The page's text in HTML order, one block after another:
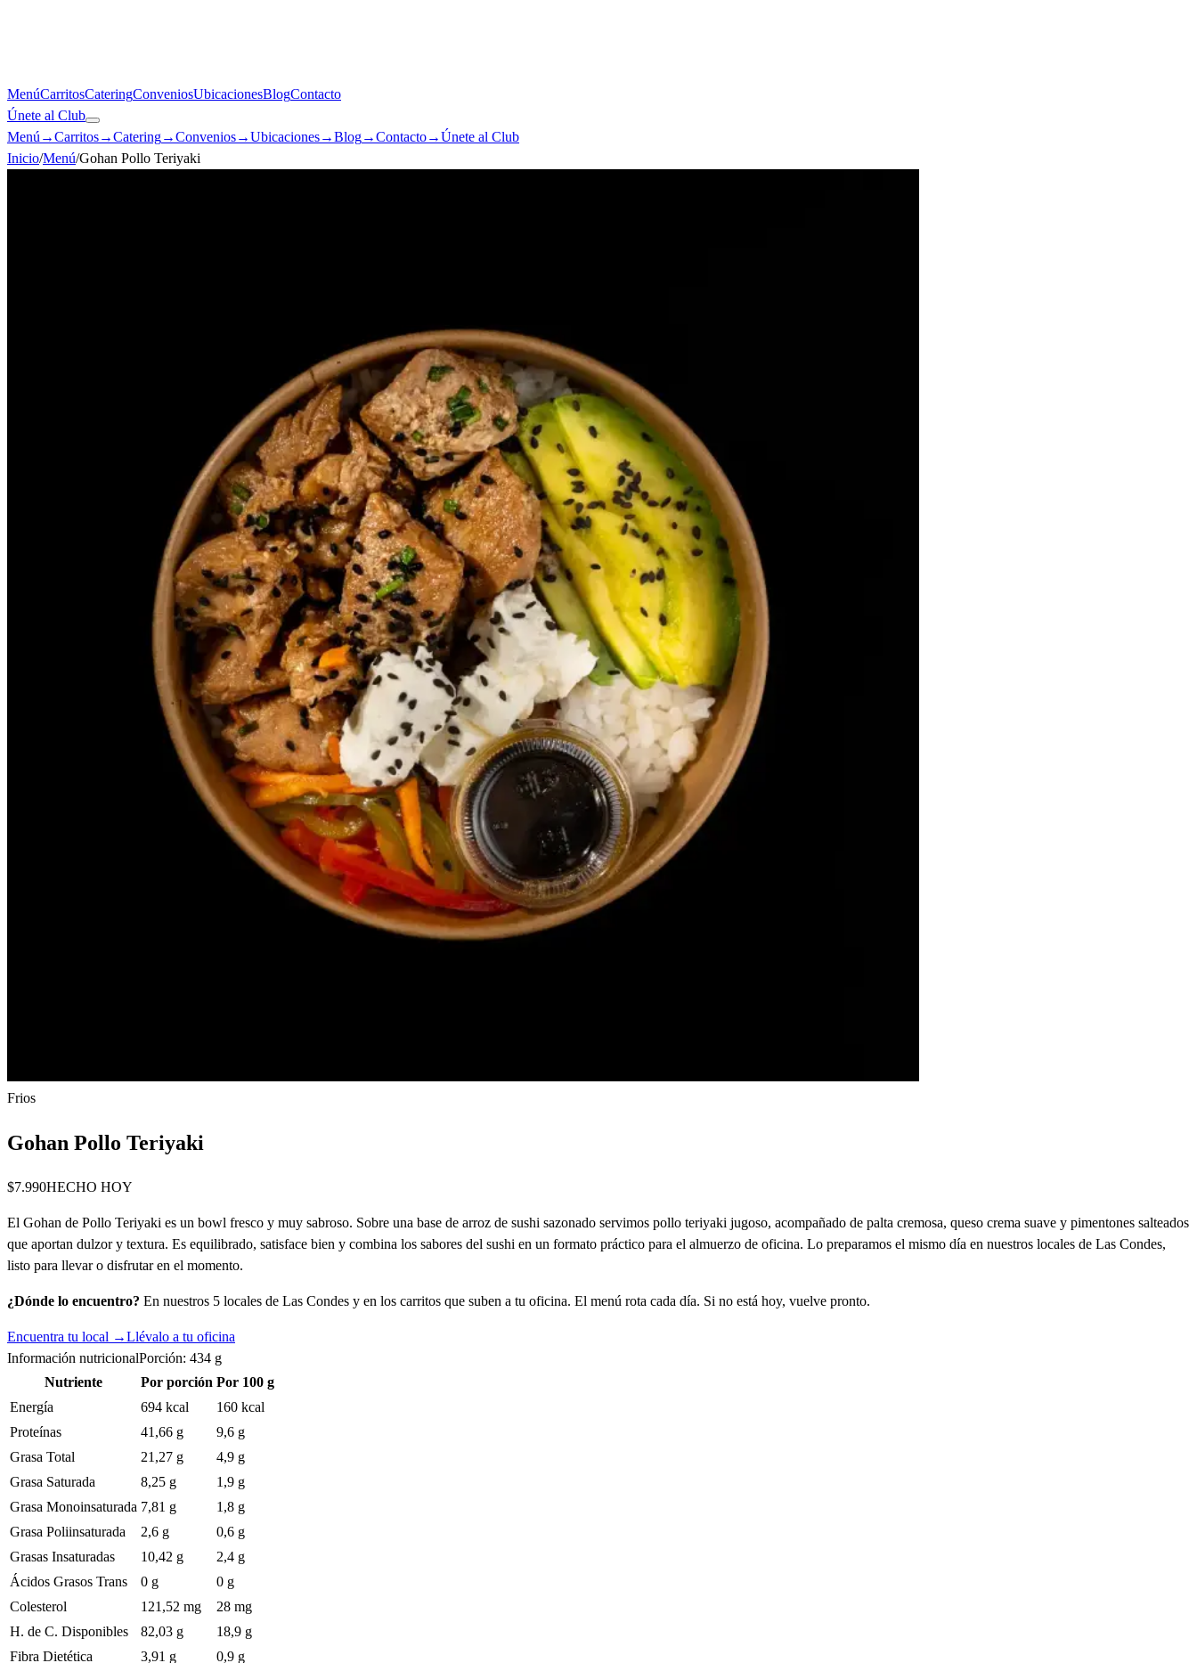
MenúCarritosCateringConveniosUbicacionesBlogContacto
Únete al Club
Menú →Carritos→Catering→Convenios→Ubicaciones→Blog→Contacto→Únete al Club
Inicio/Menú/Gohan Pollo Teriyaki
Frios
Gohan Pollo Teriyaki
$7.990HECHO HOY
El Gohan de Pollo Teriyaki es un bowl fresco y muy sabroso. Sobre una base de arroz de sushi sazonado servimos pollo teriyaki jugoso, acompañado de palta cremosa, queso crema suave y pimentones salteados
que aportan dulzor y textura. Es equilibrado, satisface bien y combina los sabores del sushi en un formato práctico para el almuerzo de oficina. Lo preparamos el mismo día en nuestros locales de Las Condes,
listo para llevar o disfrutar en el momento.
¿Dónde lo encuentro? En nuestros 5 locales de Las Condes y en los carritos que suben a tu oficina. El menú rota cada día. Si no está hoy, vuelve pronto.
Encuentra tu local →Llévalo a tu oficina
Información nutricionalPorción: 434 g
Nutriente
Por porción Por 100 g
Energía
694 kcal
160 kcal
Proteínas
41,66 g
9,6 g
Grasa Total
21,27 g
4,9 g
Grasa Saturada
8,25 g
1,9 g
Grasa Monoinsaturada 7,81 g
1,8 g
Grasa Poliinsaturada
2,6 g
0,6 g
Grasas Insaturadas
10,42 g
2,4 g
Ácidos Grasos Trans
0 g
0 g
Colesterol
121,52 mg
28 mg
H. de C. Disponibles
82,03 g
18,9 g
Fibra Dietética
3,91 g 0,9 g